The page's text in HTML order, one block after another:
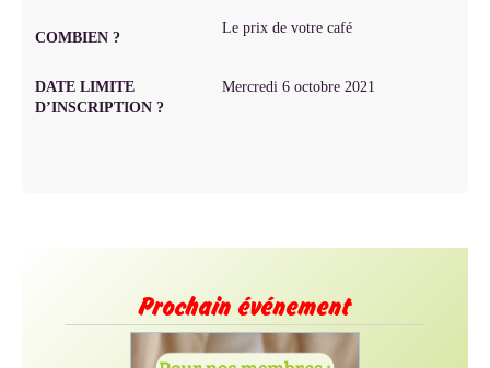
COMBIEN ?
Le prix de votre café
DATE LIMITE
D’INSCRIPTION ?
Mercredi 6 octobre 2021
Prochain événement